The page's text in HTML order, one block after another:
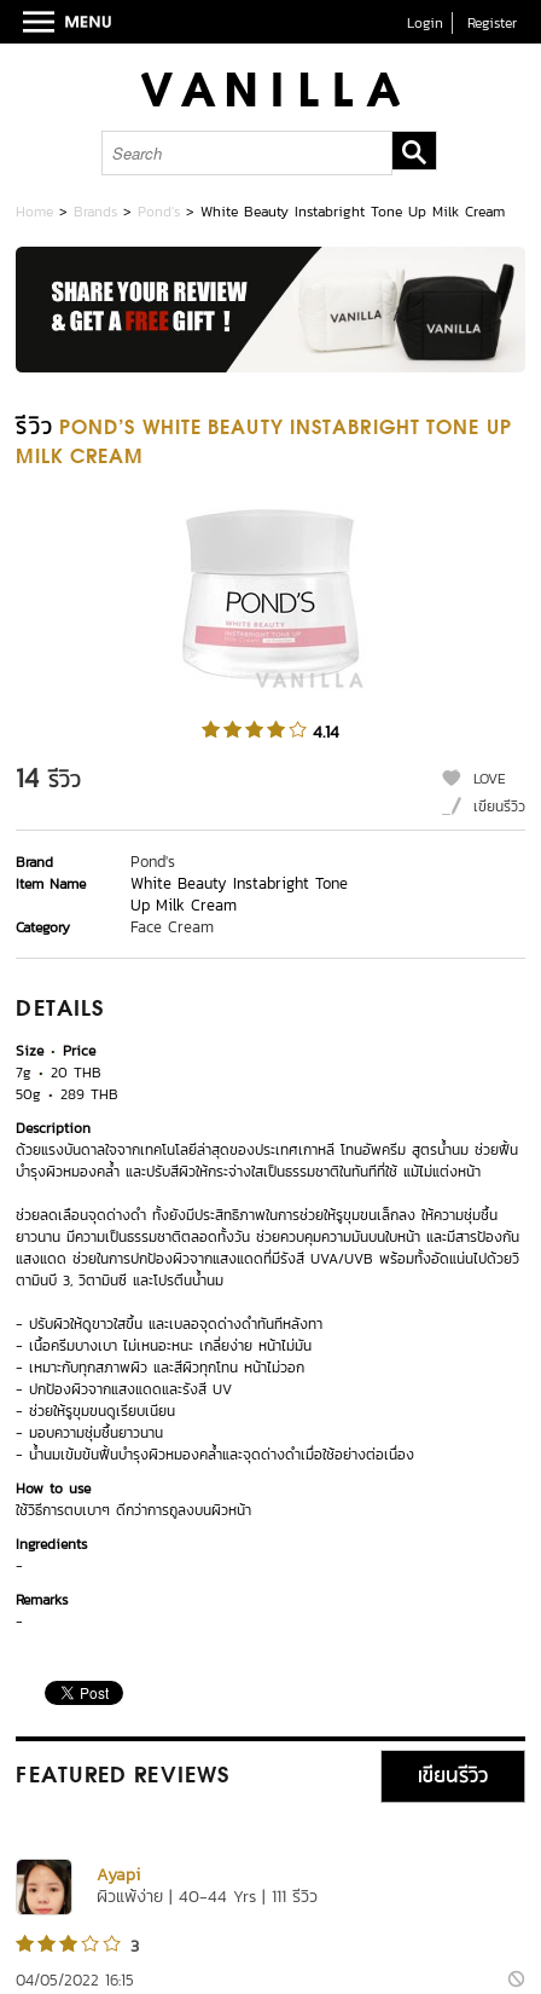
Login Register
Home > Brands > Pond's >White Beauty Instabright Tone Up Milk Cream
รีวิว POND'S WHITE BEAUTY INSTABRIGHT TONE UP
MILK CREAM
4.14
14 รีวิว
LOVE
เขียนรีวิว
Brand Pond's
Item Name
White Beauty Instabright Tone
Up Milk Cream
Category Face Cream
DETAILS
Size
Price
7g
20 THB
50g
289 THB
Description
ด้วยแรงบันดาลใจจากเทคโนโลยีล่าสุดของประเทศเกาหลี โทนอัพครีม สูตรน้ำนม ช่วยฟื้น
บำรุงผิวหมองคล้ำ และปรับสีผิวให้กระจ่างใสเป็นธรรมชาติในทันทีที่ใช้ แม้ไม่แต่งหน้า
ช่วยลดเลือนจุดด่างดำ ทั้งยังมีประสิทธิภาพในการช่วยให้รูขุมขนเล็กลง ให้ความชุ่มชื้น
ยาวนาน มีความเป็นธรรมชาติตลอดทั้งวัน ช่วยควบคุมความมันบนใบหน้า และมีสารป้องกัน
แสงแดด ช่วยในการปกป้องผิวจากแสงแดดที่มีรังสี UVA/UVB พร้อมทั้งอัดแน่นไปด้วยวิ
ตามินบี 3, วิตามินซี และโปรตีนน้ำนม
- ปรับผิวให้ดูขาวใสขึ้น และเบลอจุดด่างดำทันทีหลังทา
- เนื้อครีมบางเบา ไม่เหนอะหนะ เกลี่ยง่าย หน้าไม่มัน
- เหมาะกับทุกสภาพผิว และสีผิวทุกโทน หน้าไม่วอก
- ปกป้องผิวจากแสงแดดและรังสี UV
- ช่วยให้รูขุมขนดูเรียบเนียน
- มอบความชุ่มชื้นยาวนาน
- น้ำนมเข้มข้นฟื้นบำรุงผิวหมองคล้ำและจุดด่างดำเมื่อใช้อย่างต่อเนื่อง
How to use
ใช้วิธีการตบเบาๆ ดีกว่าการถูลงบนผิวหน้า
Ingredients
-
Remarks
-
FEATURED REVIEWS เขียนรีวิว
Ayapi
ผิวแพ้ง่าย | 40-44 Yrs | 111 รีวิว
3
04/05/2022 16:15